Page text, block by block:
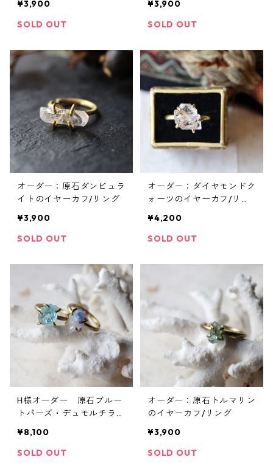
¥3,900
SOLD OUT
¥3,900
SOLD OUT
オーダー：原石ダンビュラ
イトのイヤーカフ/リング
¥3,900
SOLD OUT
オーダー：ダイヤモンドク
ォーツのイヤーカフ/リン
¥4,200
SOLD OUT
H様オーダー 原石ブルー
トパーズ・デュモルチライ
フ
¥8,100
SOLD OUT
オーダー：原石トルマリン
のイヤーカフ/リング
¥3,900
SOLD OUT